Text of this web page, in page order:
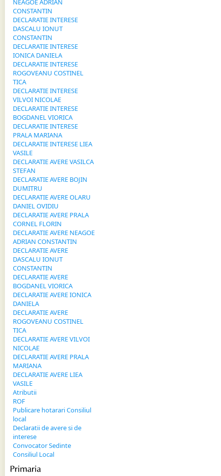
NEAGOE ADRIAN
CONSTANTIN
DECLARATIE INTERESE
DASCALU IONUT
CONSTANTIN
DECLARATIE INTERESE
IONICA DANIELA
DECLARATIE INTERESE
ROGOVEANU COSTINEL
TICA
DECLARATIE INTERESE
VILVOI NICOLAE
DECLARATIE INTERESE
BOGDANEL VIORICA
DECLARATIE INTERESE
PRALA MARIANA
DECLARATIE INTERESE LIEA
VASILE
DECLARATIE AVERE VASILCA
STEFAN
DECLARATIE AVERE BOJIN
DUMITRU
DECLARATIE AVERE OLARU
DANIEL OVIDIU
DECLARATIE AVERE PRALA
CORNEL FLORIN
DECLARATIE AVERE NEAGOE
ADRIAN CONSTANTIN
DECLARATIE AVERE
DASCALU IONUT
CONSTANTIN
DECLARATIE AVERE
BOGDANEL VIORICA
DECLARATIE AVERE IONICA
DANIELA
DECLARATIE AVERE
ROGOVEANU COSTINEL
TICA
DECLARATIE AVERE VILVOI
NICOLAE
DECLARATIE AVERE PRALA
MARIANA
DECLARATIE AVERE LIEA
VASILE
Atributii
ROF
Publicare hotarari Consiliul
local
Declaratii de avere si de
interese
Convocator Sedinte
Consiliul Local
Primaria